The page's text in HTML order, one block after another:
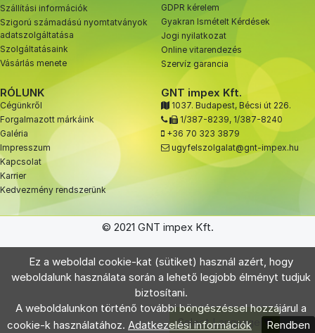
Select Language ▼
Szállítási információk
Szigorú számadású nyomtatványok
adatszolgáltatása
Szolgáltatásaink
Vásárlás menete
GDPR kérelem
Gyakran Ismételt Kérdések
Jogi nyilatkozat
Online vitarendezés
Szervíz garancia
RÓLUNK
Cégünkről
Forgalmazott márkáink
Galéria
Impresszum
Kapcsolat
Karrier
Kedvezmény rendszerünk
GNT impex Kft.
1037. Budapest, Bécsi út 226.
1/387-8239, 1/387-8240
+36 70 323 3879
ugyfelszolgalat@gnt-impex.hu
© 2021 GNT impex Kft.
Ez a weboldal cookie-kat (sütiket) használ azért, hogy
weboldalunk használata során a lehető legjobb élményt tudjuk
biztosítani.
A weboldalunkon történő további böngészéssel hozzájárul a
cookie-k használatához. Adatkezelési információk Rendben